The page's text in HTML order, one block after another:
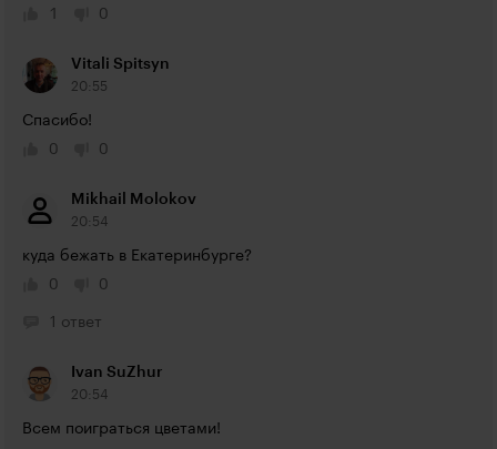
1
0
Vitali Spitsyn
20:55
Спасибо!
0
0
Mikhail Molokov
20:54
куда бежать в Екатеринбурге?
0
0
1 ответ
Ivan SuZhur
20:54
Всем поиграться цветами!